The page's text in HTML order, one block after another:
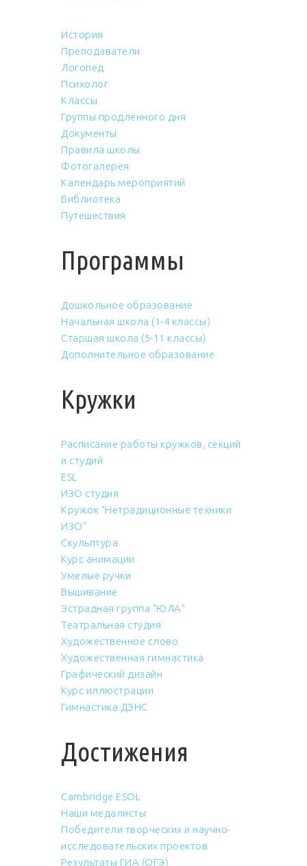
История
Преподаватели
Логопед
Психолог
Классы
Группы продлённого дня
Документы
Правила школы
Фотогалерея
Календарь мероприятий
Библиотека
Путешествия
Программы
Дошкольное образование
Начальная школа (1-4 классы)
Старшая школа (5-11 классы)
Дополнительное образование
Кружки
Расписание работы кружков, секций
и студий
ESL
ИЗО студия
Кружок "Нетрадиционные техники
ИЗО"
Скульптура
Курс анимации
Умелые ручки
Вышивание
Эстрадная группа "ЮЛА"
Театральная студия
Художественное слово
Художественная гимнастика
Графический дизайн
Курс иллюстрации
Гимнастика ДЭНС
Достижения
Cambridge ESOL
Наши медалисты
Победители творческих и научно-
исследовательских проектов
Результаты ГИА (ОГЭ)